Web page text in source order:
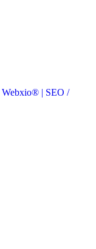
Webxio® | SEO /